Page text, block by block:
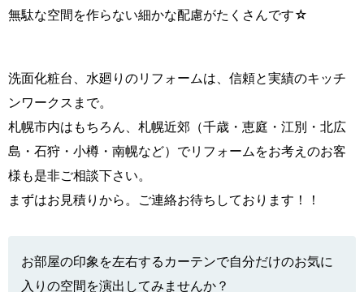
無駄な空間を作らない細かな配慮がたくさんです☆
洗面化粧台、水廻りのリフォームは、信頼と実績のキッチ
ンワークスまで。
札幌市内はもちろん、札幌近郊（千歳・恵庭・江別・北広
島・石狩・小樽・南幌など）でリフォームをお考えのお客
様も是非ご相談下さい。
まずはお見積りから。ご連絡お待ちしております！！
お部屋の印象を左右するカーテンで自分だけのお気に
入りの空間を演出してみませんか？